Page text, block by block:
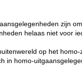
zijn
helaas niet voor
op het
in homo-